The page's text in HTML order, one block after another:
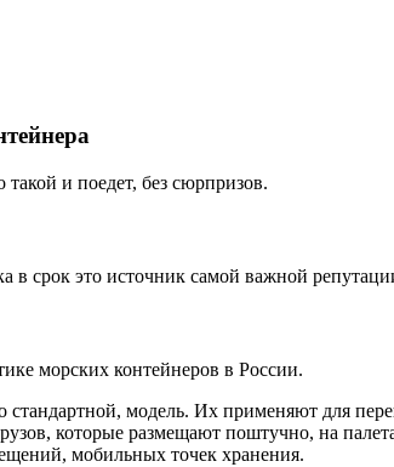
и поедет, без сюрпризов.
срок это источник самой важной
морских контейнеров в России.
модель. Их применяют для
которые размещают поштучно, на
мобильных точек хранения.